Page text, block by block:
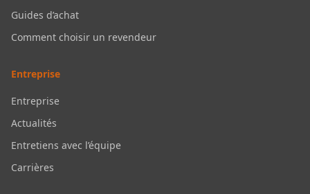
Guides d’achat
Comment choisir un revendeur
Entreprise
Entreprise
Actualités
Entretiens avec l’équipe
Carrières